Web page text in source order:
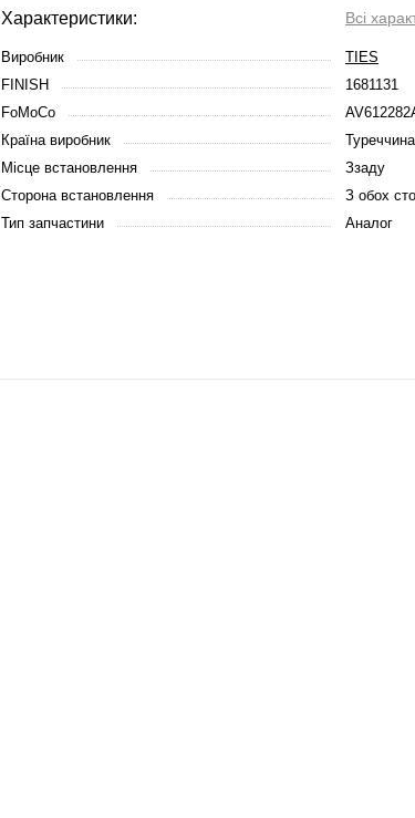
Характеристики: Всі
Виробник
TIES
FINISH
1681131
FoMoCo
Країна виробник
Туреччина
Місце встановлення
Ззаду
Сторона встановлення
З обох
Тип запчастини
Аналог